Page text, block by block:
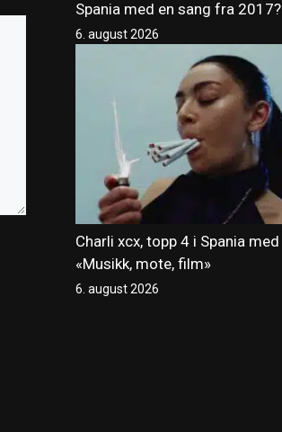
Spania med en sang fra 2017?
6. august 2026
Charli xcx, topp 4 i Spania med
«Musikk, mote, film»
6. august 2026